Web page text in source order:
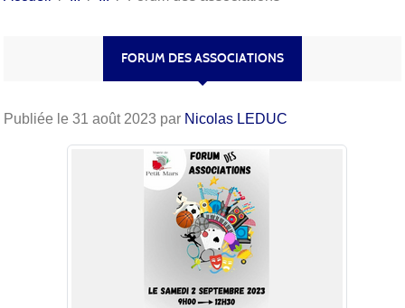
FORUM DES ASSOCIATIONS
Publiée le 31 août 2023 par Nicolas LEDUC